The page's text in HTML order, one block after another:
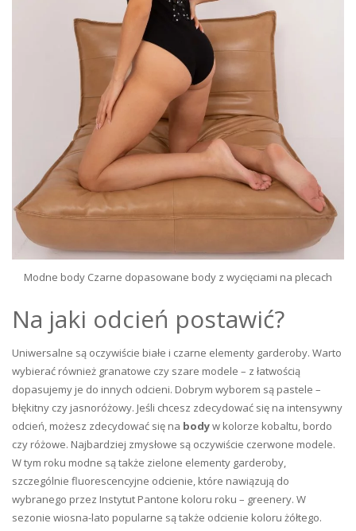
Modne body Czarne dopasowane body z wycięciami na plecach
Na jaki odcień postawić?
Uniwersalne są oczywiście białe i czarne elementy garderoby. Warto
wybierać również granatowe czy szare modele – z łatwością
dopasujemy je do innych odcieni. Dobrym wyborem są pastele –
błękitny czy jasnoróżowy. Jeśli chcesz zdecydować się na intensywny
odcień, możesz zdecydować się na bodyw kolorze kobaltu, bordo
czy różowe. Najbardziej zmysłowe są oczywiście czerwone modele.
W tym roku modne są także zielone elementy garderoby,
szczególnie fluorescencyjne odcienie, które nawiązują do
wybranego przez Instytut Pantone koloru roku – greenery. W
sezonie wiosna-lato popularne są także odcienie koloru żółtego.